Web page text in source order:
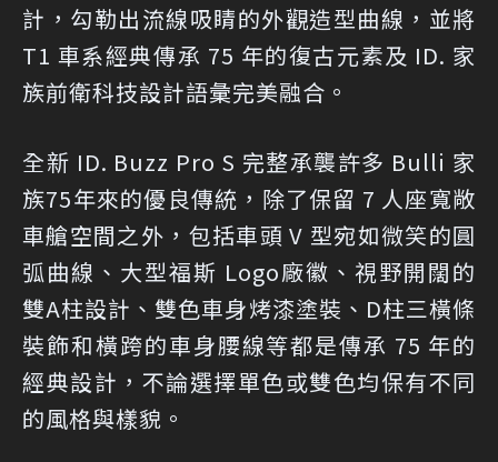
計，勾勒出流線吸睛的外觀造型曲線，並將
T1 車系經典傳承 75 年的復古元素及 ID. 家
族前衛科技設計語彙完美融合。
全新 ID. Buzz Pro S 完整承襲許多 Bulli 家
族75年來的優良傳統，除了保留 7 人座寬敞
車艙空間之外，包括車頭 V 型宛如微笑的圓
弧曲線、大型福斯 Logo廠徽、視野開闊的
雙A柱設計、雙色車身烤漆塗裝、D柱三橫條
裝飾和橫跨的車身腰線等都是傳承 75 年的
經典設計，不論選擇單色或雙色均保有不同
的風格與樣貌。